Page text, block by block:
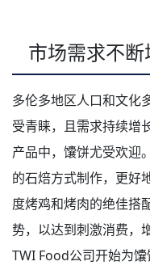
市场需求不断
多伦多地区人口和文化
受青睐，且需求持续增
产品中，馕饼尤受欢迎
的石焙方式制作，更好
度烤鸡和烤肉的绝佳搭
势，以达到刺激消费，
TWI Food公司开始为